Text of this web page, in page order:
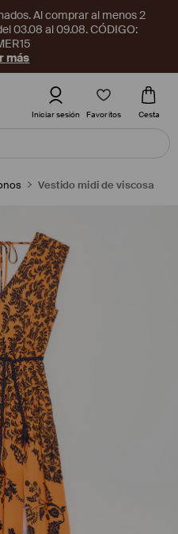
Al comprar al menos 2
03.08 al 09.08. CÓDIGO:
más
Iniciar sesión Favoritos Cesta
Vestido midi de viscosa